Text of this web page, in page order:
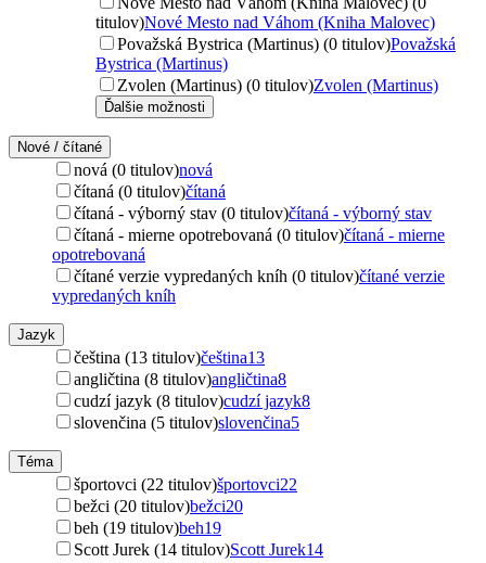
titulov)Nové Mesto nad Váhom (Kniha Malovec)
Považská Bystrica (Martinus) (0 titulov)Považská
Bystrica (Martinus)
Zvolen (Martinus) (0 titulov)Zvolen (Martinus)
Ďalšie možnosti
Nové / čítané
nová (0 titulov)nová
čítaná (0 titulov)čítaná
čítaná - výborný stav (0 titulov)čítaná - výborný stav
čítaná - mierne opotrebovaná (0 titulov)čítaná - mierne
opotrebovaná
čítané verzie vypredaných kníh (0 titulov)čítané verzie
vypredaných kníh
Jazyk
čeština (13 titulov)čeština13
angličtina (8 titulov)angličtina8
cudzí jazyk (8 titulov)cudzí jazyk8
slovenčina (5 titulov)slovenčina5
Téma
športovci (22 titulov)športovci22
bežci (20 titulov)bežci20
beh (19 titulov)beh19
Scott Jurek (14 titulov)Scott Jurek14